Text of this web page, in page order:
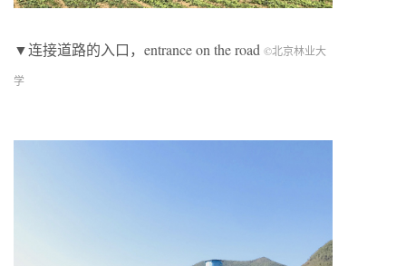
▼连接道路的入口，entrance on the road ©北京林业大
学